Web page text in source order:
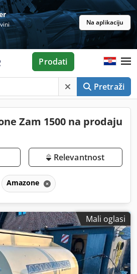
Na aplikaciju
Pretraži
Prodati
Zam 1500 na prodaju
Relevantnost
Amazone
Mali oglasi